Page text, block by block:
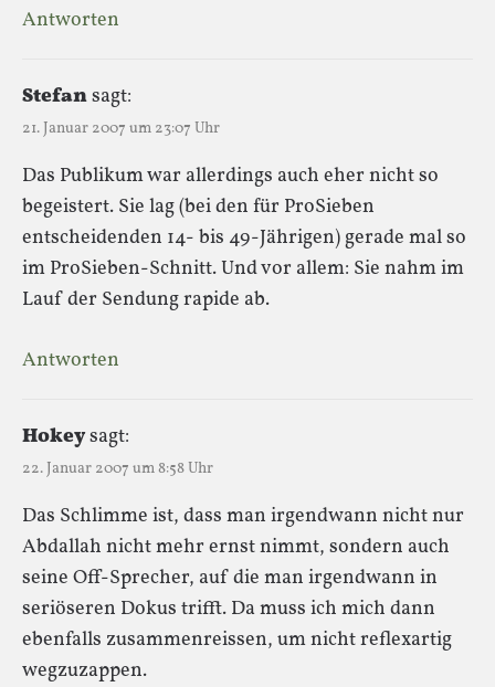
Antworten
Stefansagt:
21. Januar 2007 um 23:07 Uhr
Das Publikum war allerdings auch eher nicht so
begeistert. Sie lag (bei den für ProSieben
entscheidenden 14- bis 49-Jährigen) gerade mal so
im ProSieben-Schnitt. Und vor allem: Sie nahm im
Lauf der Sendung rapide ab.
Antworten
Hokeysagt:
22. Januar 2007 um 8:58 Uhr
Das Schlimme ist, dass man irgendwann nicht nur
Abdallah nicht mehr ernst nimmt, sondern auch
seine Off-Sprecher, auf die man irgendwann in
seriöseren Dokus trifft. Da muss ich mich dann
ebenfalls zusammenreissen, um nicht reflexartig
wegzuzappen.